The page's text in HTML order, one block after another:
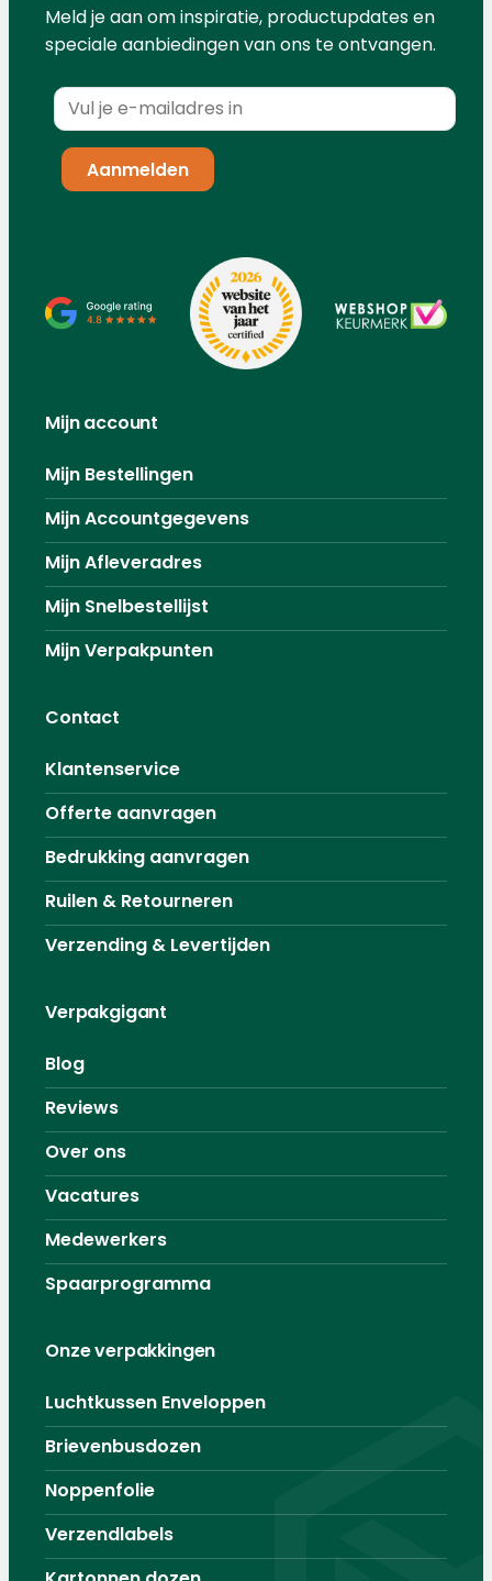
Meld je aan om inspiratie, productupdates en
speciale aanbiedingen van ons te ontvangen.
Mijn account
Mijn Bestellingen
Mijn Accountgegevens
Mijn Afleveradres
Mijn Snelbestellijst
Mijn Verpakpunten
Contact
Klantenservice
Offerte aanvragen
Bedrukking aanvragen
Ruilen & Retourneren
Verzending & Levertijden
Verpakgigant
Blog
Reviews
Over ons
Vacatures
Medewerkers
Spaarprogramma
Onze verpakkingen
Luchtkussen Enveloppen
Brievenbusdozen
Noppenfolie
Verzendlabels